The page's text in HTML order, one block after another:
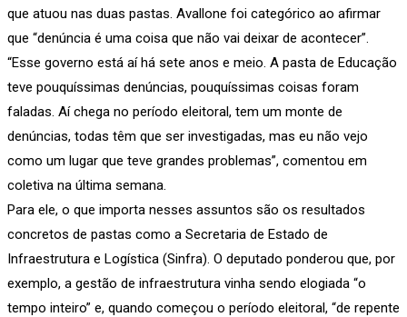
que atuou nas duas pastas. Avallone foi categórico ao afirmar
que “denúncia é uma coisa que não vai deixar de acontecer”.
“Esse governo está aí há sete anos e meio. A pasta de Educação
teve pouquíssimas denúncias, pouquíssimas coisas foram
faladas. Aí chega no período eleitoral, tem um monte de
denúncias, todas têm que ser investigadas, mas eu não vejo
como um lugar que teve grandes problemas”, comentou em
coletiva na última semana.
Para ele, o que importa nesses assuntos são os resultados
concretos de pastas como a Secretaria de Estado de
Infraestrutura e Logística (Sinfra). O deputado ponderou que, por
exemplo, a gestão de infraestrutura vinha sendo elogiada “o
tempo inteiro” e, quando começou o período eleitoral, “de repente